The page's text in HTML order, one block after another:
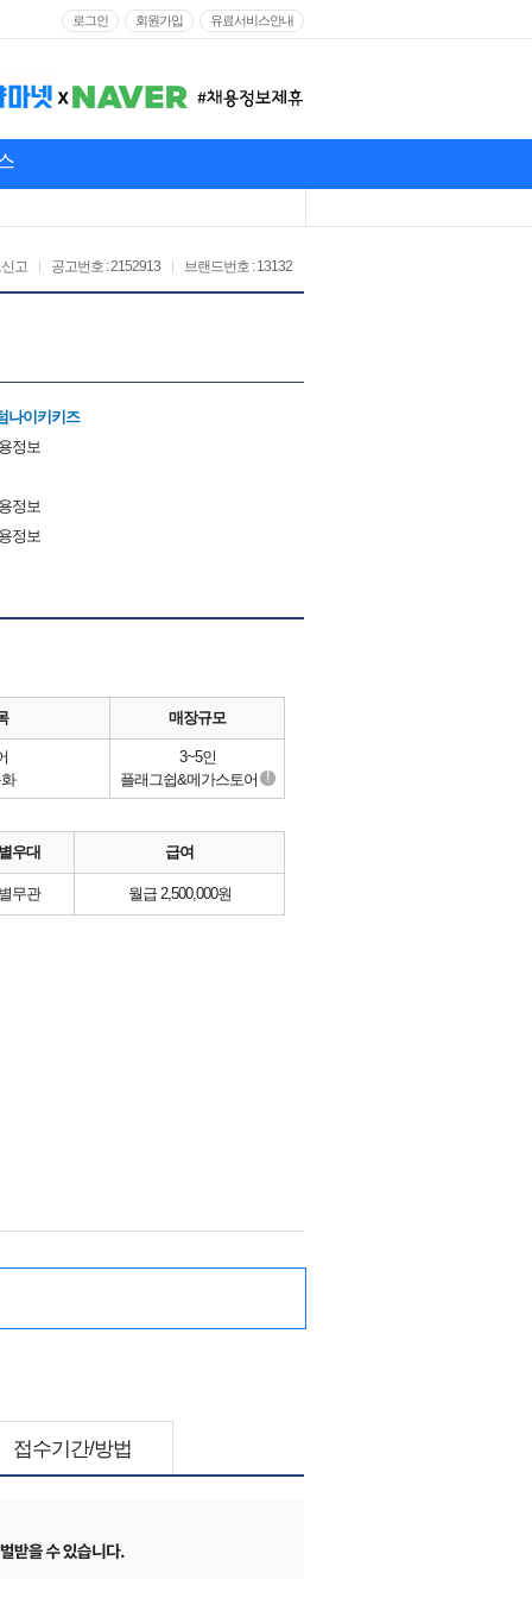
로그인 회원가입 유료서비스안내
브랜드번호 : 13132
공고번호 : 2152913
고
나이키키즈
정보
정보
정보
매장규모
3~5인
플래그쉽&메가스토어 !
우대 급여
무관 월급 2,500,000원
접수기간/방법